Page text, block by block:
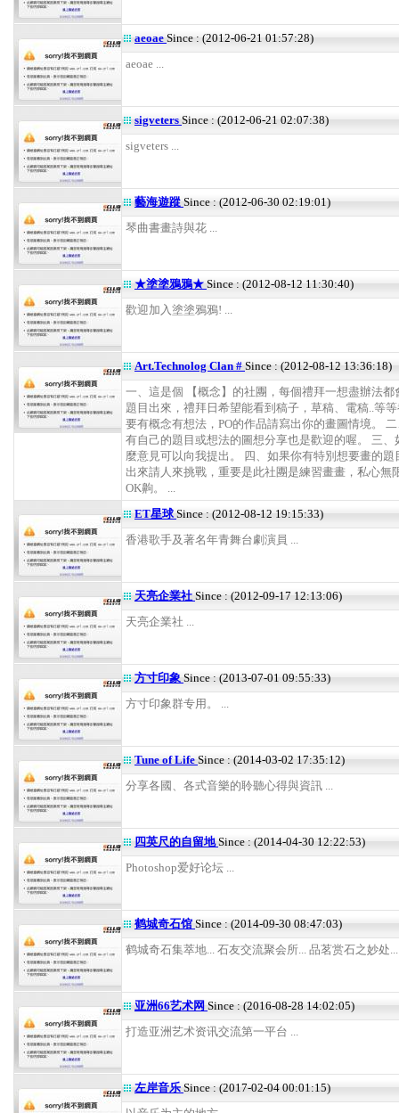
aeoae Since : (2012-06-21 01:57:28)
aeoae ...
sigveters Since : (2012-06-21 02:07:38)
sigveters ...
藝海遊蹤 Since : (2012-06-30 02:19:01)
琴曲書畫詩與花 ...
★塗塗鴉鴉★ Since : (2012-08-12 11:30:40)
歡迎加入塗塗鴉鴉! ...
Art.Technolog Clan # Since : (2012-08-12 13:36:18)
一、這是個 【概念】的社團，每個禮拜一想盡辦法都
題目出來，禮拜日希望能看到稿子，草稿、電稿..等
要有概念有想法，PO的作品請寫出你的畫圖情境。
有自己的題目或想法的圖想分享也是歡迎的喔。 三、
麼意見可以向我提出。 四、如果你有特別想要畫的題
出來請人來挑戰，重要是此社團是練習畫畫，私心無
OK齁。 ...
ET星球Since : (2012-08-12 19:15:33)
香港歌手及著名年青舞台劇演員 ...
天亮企業社Since : (2012-09-17 12:13:06)
天亮企業社 ...
方寸印象Since : (2013-07-01 09:55:33)
方寸印象群专用。 ...
Tune of Life Since : (2014-03-02 17:35:12)
分享各國、各式音樂的聆聽心得與資訊 ...
四英尺的自留地Since : (2014-04-30 12:22:53)
Photoshop爱好论坛 ...
鹤城奇石馆 Since : (2014-09-30 08:47:03)
鹤城奇石集萃地... 石友交流聚会所... 品茗赏石之妙处...
亚洲66艺术网 Since : (2016-08-28 14:02:05)
打造亚洲艺术资讯交流第一平台 ...
左岸音乐 Since : (2017-02-04 00:01:15)